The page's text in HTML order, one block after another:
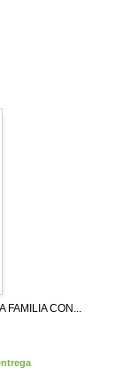
FAMILIA CON...